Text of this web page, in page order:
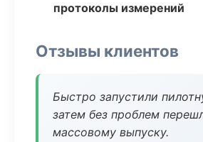
протоколы измерений
Отзывы клиентов
Быстро запустили
затем без проблем
массовому выпуску.